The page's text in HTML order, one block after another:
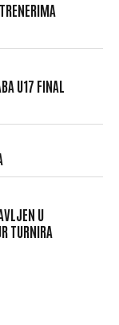
U17 FINAL
U
TURNIRA